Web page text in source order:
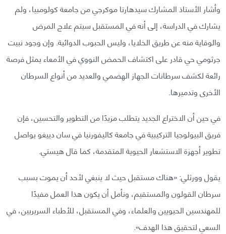
وأشار الأستاذ المشارك سيدهارتا موكرجي من جامعة كولومبيا، ولم
يشارك في الدراسة، إلى أنه في المستقبل سيتم علاج المرض
والوقاية منه عن طريق الخلايا، وليس الحبوب الدوائية. وإن وجود نبيت
جرثومي حي قادر على اكتشاف الحمض النووي في الأمعاء يمثل فرصة
رائعة لكشف سرطانات الجهاز الهضمي والعديد من أنواع السرطان
الأخرى وتدميرها.
في حين أن الاختراع الجديد يتطلب مزيدًا من التطوير والتحسين، فإن
فريق البيولوجيا التركيبية في جامعة كاليفورنيا في سان دييغو يواصل
تطوير أجهزة الاستشعار الحيوية المتقدمة، كما قال هيستي.
يقول وورثلي: «هناك مستقبل حيث لا ينبغي لأحد أن يموت بسبب
سرطان القولون والمستقيم، ونأمل أن يكون هذا العمل مفيدًا
للمهندسين الحيويين والعلماء، وفي المستقبل، للأطباء السريريين، في
السعي لتحقيق هذا الهدف».